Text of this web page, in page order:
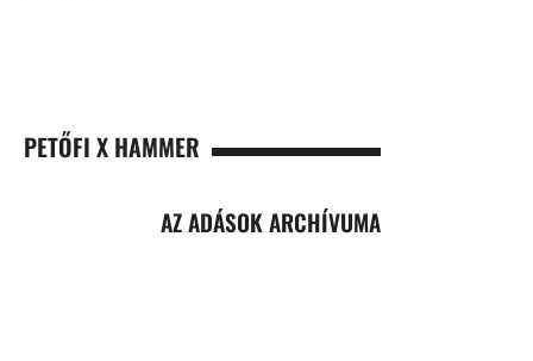
PETŐFI X HAMMER
AZ ADÁSOK ARCHÍVUMA